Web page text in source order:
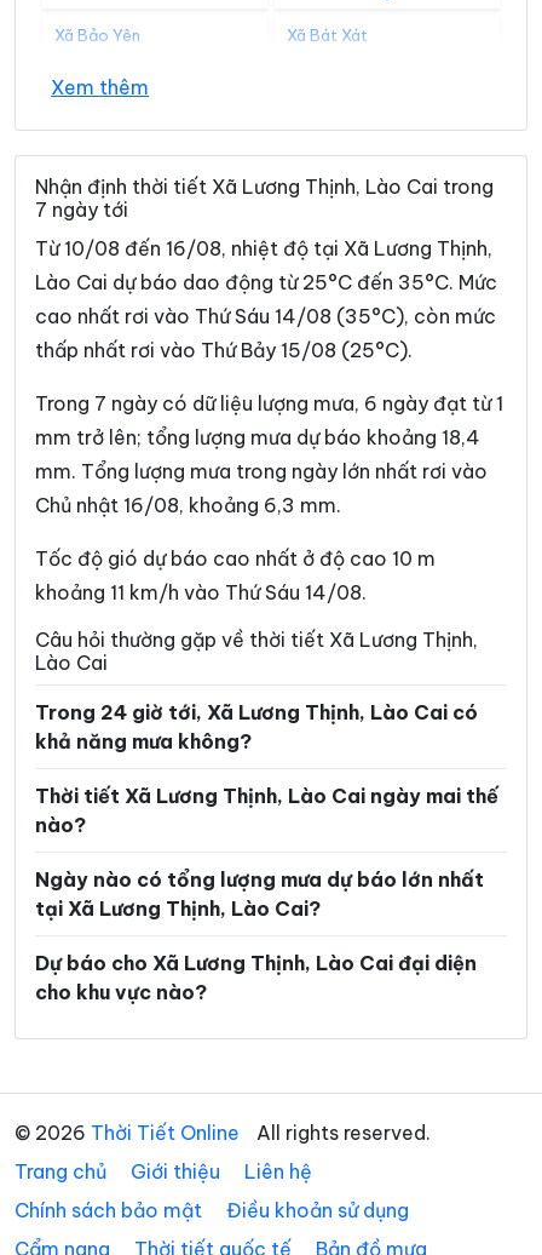
Xã Bảo Yên Xã Bát Xát
Xã Cảm Nhân
Xã Cát Thịnh Xã Chấn Thịnh
Xã Châu Quế Xã Chế Tạo
Xã Chiềng Ken
Xã Cốc San Xã Dền Sáng
Xã Đông Cuông Xã Dương Quỳ
Xã Gia Hội Xã Gia Phú
Xã Hạnh Phúc Xã Hợp Thành
Xã Hưng Khánh Xã Khánh Hòa
Xã Khánh Yên Xã Khao Mang
Xã Lâm Giang Xã Lâm Thượng
Xã Lao Chải Xã Liên Sơn
Xã Lục Yên Xã Lùng Phình
Xã Mỏ Vàng
Xã Mường Bo Xã Mường Hum
Xã Mường Khương
Xã Nậm Chày Xã Nậm Có
Xã Nậm Xé Xã Nghĩa Đô
Xã Nghĩa Tâm
Xã Phong Hải Xã Phúc Khánh
Xã Phúc Lợi Xã Púng Luông
Xã Quy Mông Xã Si Ma Cai
Xem thêm
Nhận định thời tiết Xã Lương Thịnh, Lào Cai trong
7 ngày tới
Từ 10/08 đến 16/08, nhiệt độ tại Xã Lương Thịnh,
Lào Cai dự báo dao động từ 25°C đến 35°C. Mức
cao nhất rơi vào Thứ Sáu 14/08 (35°C), còn mức
thấp nhất rơi vào Thứ Bảy 15/08 (25°C).
Trong 7 ngày có dữ liệu lượng mưa, 6 ngày đạt từ 1
mm trở lên; tổng lượng mưa dự báo khoảng 18,4
mm. Tổng lượng mưa trong ngày lớn nhất rơi vào
Chủ nhật 16/08, khoảng 6,3 mm.
Tốc độ gió dự báo cao nhất ở độ cao 10 m
khoảng 11 km/h vào Thứ Sáu 14/08.
Câu hỏi thường gặp về thời tiết Xã Lương Thịnh,
Lào Cai
Trong 24 giờ tới, Xã Lương Thịnh, Lào Cai có
khả năng mưa không?
Thời tiết Xã Lương Thịnh, Lào Cai ngày mai thế
nào?
Ngày nào có tổng lượng mưa dự báo lớn nhất
tại Xã Lương Thịnh, Lào Cai?
Dự báo cho Xã Lương Thịnh, Lào Cai đại diện
cho khu vực nào?
© 2026 Thời Tiết Online
All rights reserved.
Trang chủ
Giới thiệu
Liên hệ
Chính sách bảo mật
Điều khoản sử dụng
Cẩm nang
Thời tiết quốc tế Bản đồ mưa